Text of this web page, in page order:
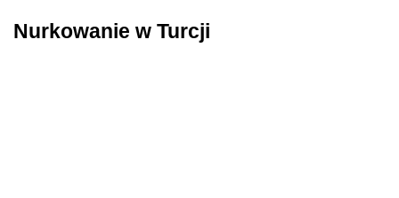
Nurkowanie w Turcji